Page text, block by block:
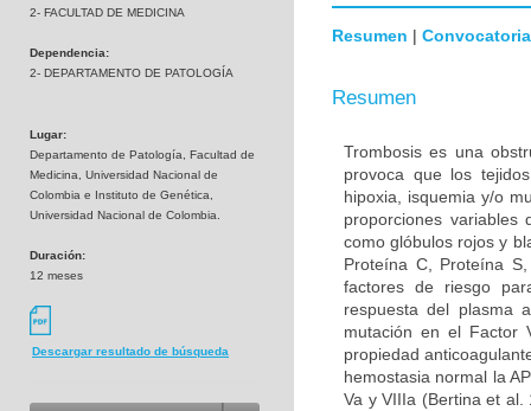
2- FACULTAD DE MEDICINA
Dependencia:
2- DEPARTAMENTO DE PATOLOGÍA
Lugar:
Departamento de Patología, Facultad de
Medicina, Universidad Nacional de
Colombia e Instituto de Genética,
Universidad Nacional de Colombia.
Duración:
12 meses
Descargar resultado de búsqueda
Resumen | Convocatoria
Resumen
Trombosis es una
provoca que los
hipoxia, isquemia y/o
proporciones variables
como glóbulos rojos y
Proteína C, Proteína
factores de riesgo
respuesta del plasma
mutación en el Factor
propiedad
hemostasia normal la
Va y VIIIa (Bertina et